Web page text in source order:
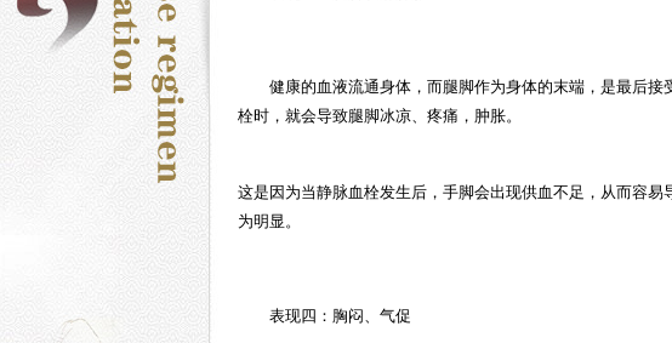
健康的血液流通身体，而腿脚作为身体的末端，是最后
栓时，就会导致腿脚冰凉、疼痛，肿胀。
这是因为当静脉血栓发生后，手脚会出现供血不足，从而容
为明显。
表现四：胸闷、气促